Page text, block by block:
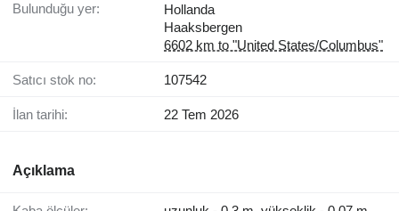
Bulunduğu yer:
Hollanda
Haaksbergen
6602 km to "United States/Columbus"
Satıcı stok no: 107542
İlan tarihi: 22 Tem 2026
Açıklama